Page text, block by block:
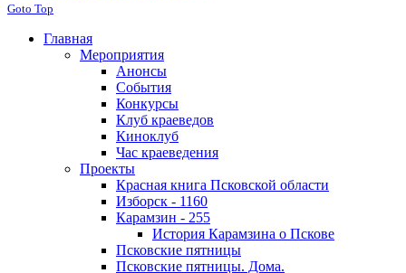
Goto Top
Главная
Мероприятия
Анонсы
События
Конкурсы
Клуб краеведов
Киноклуб
Час краеведения
Проекты
Красная книга Псковской области
Изборск - 1160
Карамзин - 255
История Карамзина о Пскове
Псковские пятницы
Псковские пятницы. Дома.